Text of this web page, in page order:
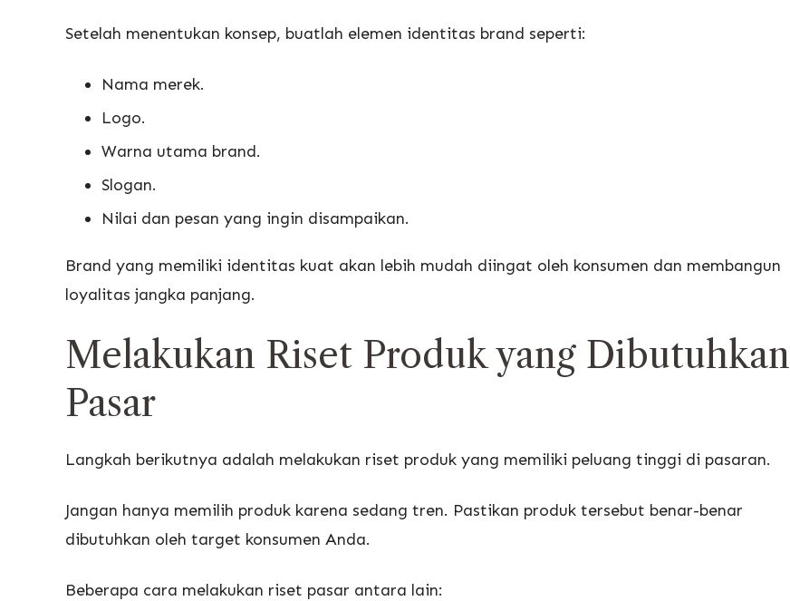
Setelah menentukan konsep, buatlah elemen identitas brand seperti:
Nama merek.
Logo.
Warna utama brand.
Slogan.
Nilai dan pesan yang ingin disampaikan.
Brand yang memiliki identitas kuat akan lebih mudah diingat oleh konsumen dan membangun
loyalitas jangka panjang.
Melakukan Riset Produk yang Dibutuhkan
Pasar
Langkah berikutnya adalah melakukan riset produk yang memiliki peluang tinggi di pasaran.
Jangan hanya memilih produk karena sedang tren. Pastikan produk tersebut benar-benar
dibutuhkan oleh target konsumen Anda.
Beberapa cara melakukan riset pasar antara lain: